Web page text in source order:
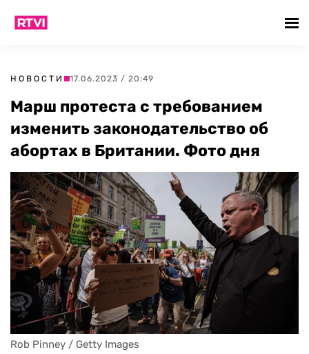
НОВОСТИ 17.06.2023 / 20:49
Марш протеста с требованием
изменить законодательство об
абортах в Британии. Фото дня
Rob Pinney / Getty Images